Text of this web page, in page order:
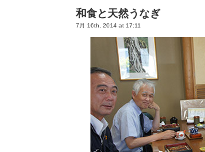
和食と天然うなぎ
7月 16th, 2014 at 17:11